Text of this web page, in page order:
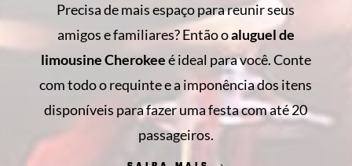
Precisa de mais espaço para reunir seus
amigos e familiares? Então oaluguel de
limousine Cherokeeé ideal para você. Conte
com todo o requinte e a imponência dos itens
disponíveis para fazer uma festa com até 20
passageiros.